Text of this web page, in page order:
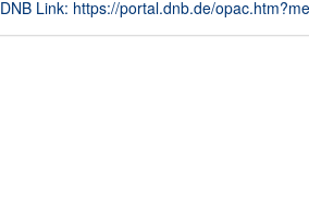
DNB Link: https://portal.dnb.de/